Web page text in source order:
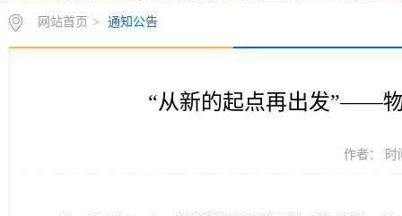
网站首页 > 通知公告
“从新的起点再出发”——
作者： 时